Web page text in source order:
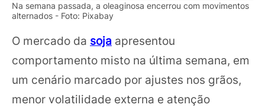
Na semana passada, a oleaginosa encerrou com movimentos
alternados - Foto: Pixabay
O mercado da soja apresentou
comportamento misto na última semana, em
um cenário marcado por ajustes nos grãos,
menor volatilidade externa e atenção